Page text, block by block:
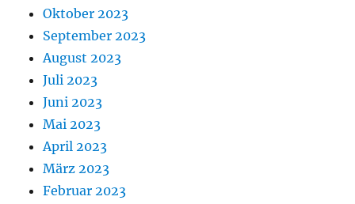
Oktober 2023
September 2023
August 2023
Juli 2023
Juni 2023
Mai 2023
April 2023
März 2023
Februar 2023